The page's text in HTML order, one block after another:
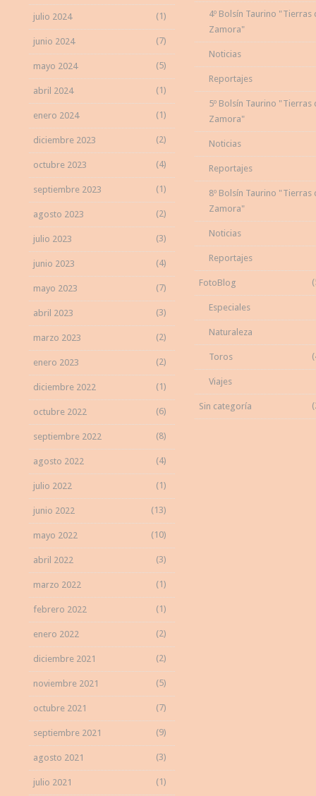
julio 2024 (1)
junio 2024 (7)
mayo 2024 (5)
abril 2024 (1)
enero 2024 (1)
diciembre 2023 (2)
octubre 2023 (4)
septiembre 2023 (1)
agosto 2023 (2)
julio 2023 (3)
junio 2023 (4)
mayo 2023 (7)
abril 2023 (3)
marzo 2023 (2)
enero 2023 (2)
diciembre 2022 (1)
octubre 2022 (6)
septiembre 2022 (8)
agosto 2022 (4)
julio 2022 (1)
junio 2022 (13)
mayo 2022 (10)
abril 2022 (3)
marzo 2022 (1)
febrero 2022 (1)
enero 2022 (2)
diciembre 2021 (2)
noviembre 2021 (5)
octubre 2021 (7)
septiembre 2021 (9)
agosto 2021 (3)
julio 2021 (1)
4º Bolsín Taurino "Tierras
Zamora"
Noticias
Reportajes
5º Bolsín Taurino "Tierras
Zamora"
Noticias
Reportajes
8º Bolsín Taurino "Tierras
Zamora"
Noticias
Reportajes
FotoBlog
Especiales
Naturaleza
Toros
Viajes
Sin categoría